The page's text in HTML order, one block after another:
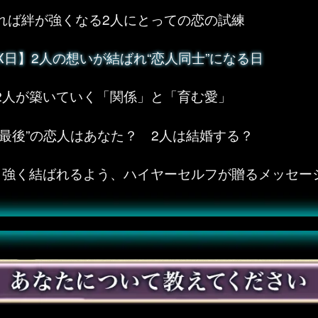
ば絆が強くなる2人にとっての恋の試練
】2人の想いが結ばれ“恋人同士”になる日
が築いていく「関係」と「育む愛」
後”の恋人はあなた？ 2人は結婚する？
く結ばれるよう、ハイヤーセルフが贈るメッセー